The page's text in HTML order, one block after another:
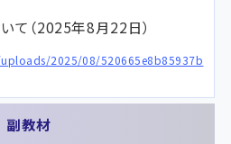
（2025年8月22日）
2025/08/520665e8b85937b
副教材